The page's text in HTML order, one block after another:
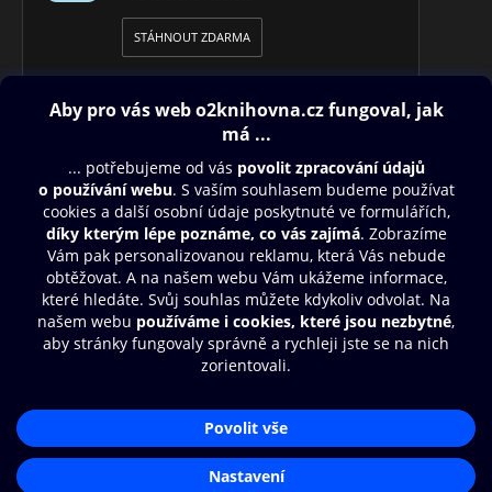
STÁHNOUT ZDARMA
Obsah ke stažení
Moje O2 Knihovna
Další zábava
© O2 Czech Republic a.s.
Přístupnost
Zásady zpracování osobních údajůAplikace O2 Knihovna
Čti a poslouchej své e-knihy a